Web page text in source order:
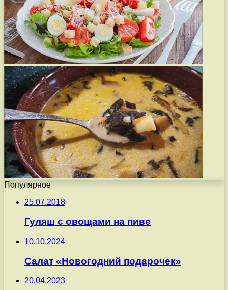
Популярное
25.07.2018
Гуляш с овощами на пиве
10.10.2024
Салат «Новогодний подарочек»
20.04.2023